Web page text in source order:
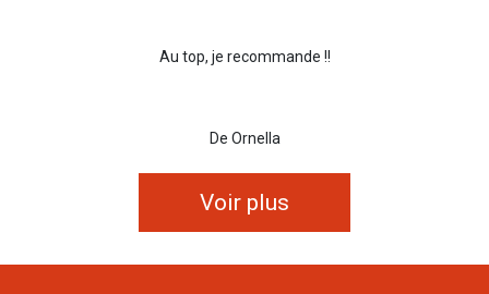
Au top, je recommande !!
De Ornella
Voir plus